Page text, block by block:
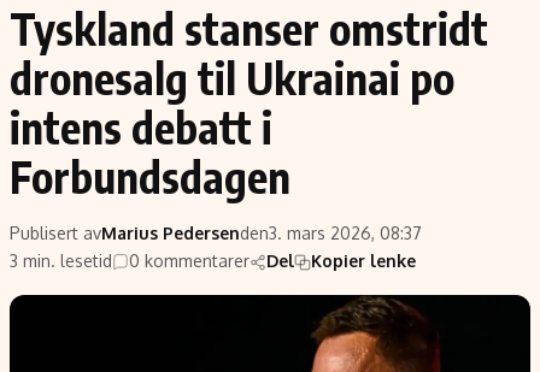
Eiendom
Energi og klima
Finans
Fritid
Hav og sjømat
Verden
Politikk
Selskaper
Aksjer
Retningslinjer
Personvernerklæring
Annonsepolicy
Tyskland stanser omstridt
dronesalg til Ukrainai po
intens debatt i
Forbundsdagen
Publisert avMarius Pedersenden3. mars 2026, 08:37
3 min. lesetid
0 kommentarer Del Kopier lenke